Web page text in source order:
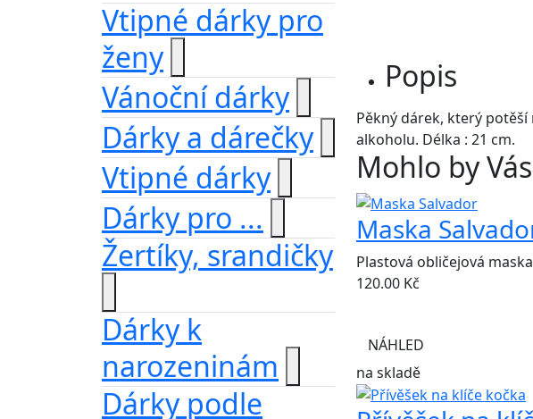
Vtipné dárky pro
ženy
Vánoční dárky
Dárky a dárečky
Vtipné dárky
Dárky pro ...
Žertíky, srandičky
Dárky k
narozeninám
Dárky podle
Popis
Pěkný dárek, který
alkoholu. Délka : 21 cm.
Mohlo by
Maska
Plastová obličejová
120.00 Kč
NÁHLED
na skladě